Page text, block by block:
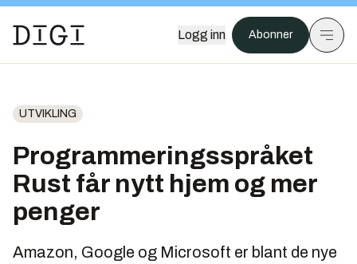
Logg inn Abonner
UTVIKLING
Programmeringsspråket
Rust får nytt hjem og mer
penger
Amazon, Google og Microsoft er blant de nye